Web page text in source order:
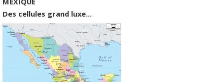
Des cellules grand luxe...